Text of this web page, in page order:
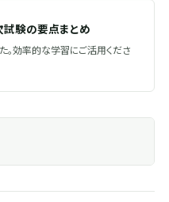
試験の要点まとめ
効率的な学習にご活用くださ